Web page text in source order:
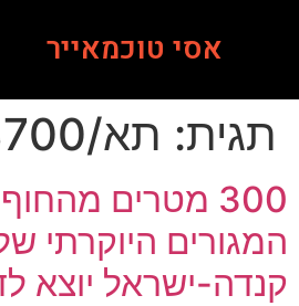
אסי טוכמאייר
תגית: תא/3700
300 מטרים
המגורים היוקרתי
קנדה-ישראל יוצא